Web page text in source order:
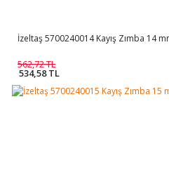
İzeltaş 5700240014 Kayış Zımba 14
562,72 TL
534,58 TL